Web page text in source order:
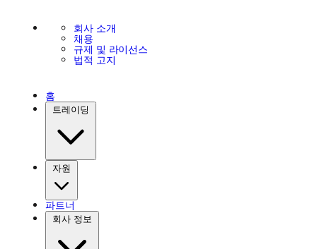
회사 소개
채용
규제 및 라이선스
법적 고지
홈
트레이딩
자원
파트너
회사 정보